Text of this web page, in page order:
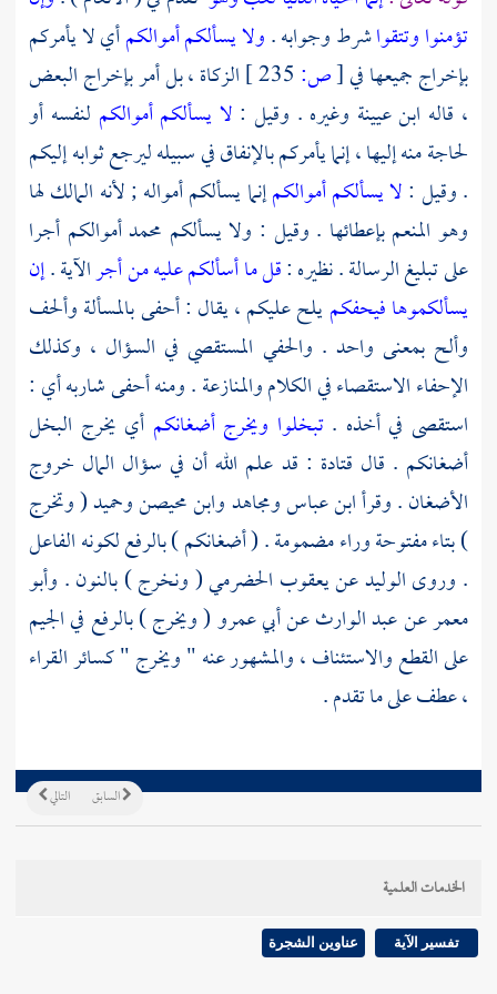
تؤمنوا وتتقواشرط وجوابه .ولا يسألكم أموالكمأي لا يأمركم
بإخراج جميعها في[ص:
الزكاة ، بل أمر بإخراج البعض
، قاله ابن عيينة وغيره . وقيل : لا يسألكم أموالكم لنفسه أو
لحاجة منه إليها ، إنما يأمركم بالإنفاق في سبيله ليرجع ثوابه إليكم
. وقيل :لا يسألكم أموالكمإنما يسألكم أمواله ; لأنه المالك لها
وهو المنعم بإعطائها . وقيل : ولا يسألكم محمدأموالكم أجرا
على تبليغ الرسالة . نظيره :قل ما أسألكم عليه من أجرالآية .إن
يسألكموها فيحفكميلح عليكم ، يقال : أحفى بالمسألة وألحف
وألح بمعنى واحد . والحفي المستقصي في السؤال ، وكذلك
الإحفاء الاستقصاء في الكلام والمنازعة . ومنه أحفى شاربه أي :
استقصى في أخذه .تبخلوا ويخرج أضغانكم أي يخرج البخل
أضغانكم . قال قتادة : قد علم الله أن في سؤال المال خروج
الأضغان . وقرأابن عباسومجاهدوابن محيصنوحميد( وتخرج
) بتاء مفتوحة وراء مضمومة . ( أضغانكم ) بالرفع لكونه الفاعل
. وروىالوليدعنيعقوب الحضرمي( ونخرج ) بالنون . وأبو
معمرعنعبد الوارثعنأبي عمرو( ويخرج ) بالرفع في الجيم
على القطع والاستئناف ، والمشهور عنه " ويخرج " كسائر القراء
، عطف على ما تقدم .
التالي السابق
الخدمات العلمية
تفسير الآية عناوين الشجرة